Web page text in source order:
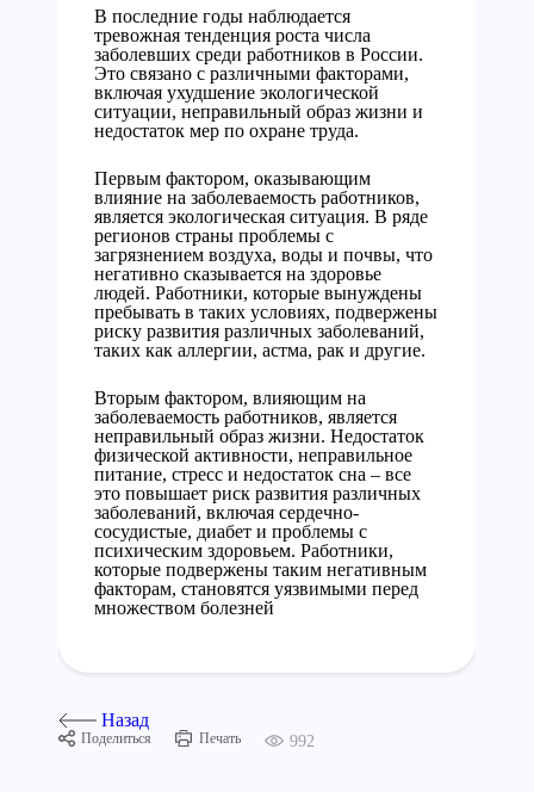
В последние годы наблюдается
тревожная тенденция роста числа
заболевших среди работников в России.
Это связано с различными факторами,
включая ухудшение экологической
ситуации, неправильный образ жизни и
недостаток мер по охране труда.
Первым фактором, оказывающим
влияние на заболеваемость работников,
является экологическая ситуация. В ряде
регионов страны проблемы с
загрязнением воздуха, воды и почвы, что
негативно сказывается на здоровье
людей. Работники, которые вынуждены
пребывать в таких условиях, подвержены
риску развития различных заболеваний,
таких как аллергии, астма, рак и другие.
Вторым фактором, влияющим на
заболеваемость работников, является
неправильный образ жизни. Недостаток
физической активности, неправильное
питание, стресс и недостаток сна – все
это повышает риск развития различных
заболеваний, включая сердечно-
сосудистые, диабет и проблемы с
психическим здоровьем. Работники,
которые подвержены таким негативным
факторам, становятся уязвимыми перед
множеством болезней
Назад
Поделиться Печать 992